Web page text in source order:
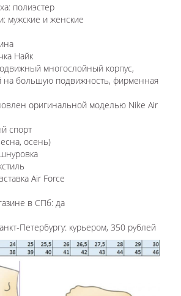
полиэстер
мужские и женские
Найк
многослойный корпус,
на большую подвижность, фирменная
оригинальной моделью Nike Air
спорт
осень)
Air Force
в СПб: да
Петербургу: курьером, 350 рублей